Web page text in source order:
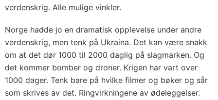
verdenskrig. Alle mulige vinkler.
Norge hadde jo en dramatisk opplevelse under andre
verdenskrig, men tenk på Ukraina. Det kan være snakk
om at det dør 1000 til 2000 daglig på slagmarken. Og
det kommer bomber og droner. Krigen har vart over
1000 dager. Tenk bare på hvilke filmer og bøker og sår
som skrives av det. Ringvirkningene av ødeleggelser.